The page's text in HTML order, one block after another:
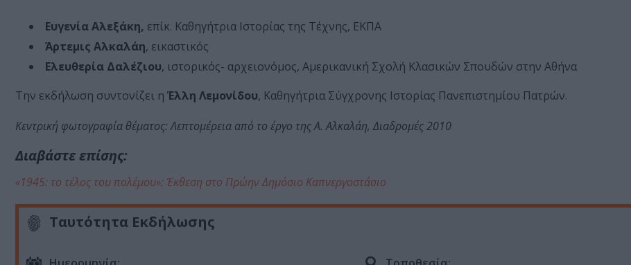
Ευγενία Αλεξάκη, επίκ. Καθηγήτρια Ιστορίας της Τέχνης, ΕΚΠΑ
Άρτεμις Αλκαλάη, εικαστικός
Ελευθερία Δαλέζιου, ιστορικός- αρχειονόμος, Αμερικανική Σχολή Κλασικών Σπουδών στην Αθήνα
Την εκδήλωση συντονίζει η Έλλη Λεμονίδου, Καθηγήτρια Σύγχρονης Ιστορίας Πανεπιστημίου Πατρών.
Κεντρική φωτογραφία θέματος: Λεπτομέρεια από το έργο της Α. Αλκαλάη, Διαδρομές 2010
Διαβάστε επίσης:
«1945: το τέλος του πολέμου»: Έκθεση στο Πρώην Δημόσιο Καπνεργοστάσιο
Ταυτότητα Εκδήλωσης